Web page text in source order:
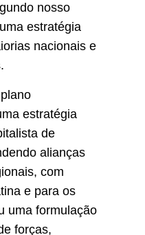
nosso
estratégia
nacionais e
estratégia
de
alianças
com
e para os
uma formulação
forças,